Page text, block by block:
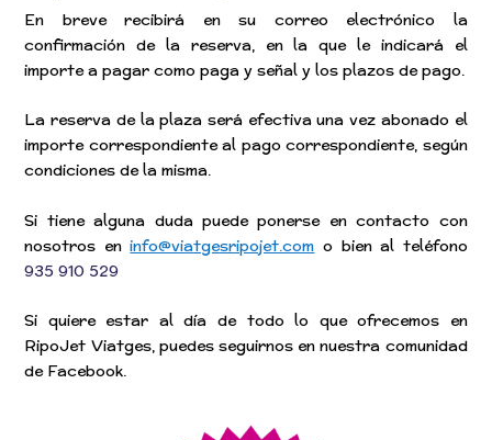
En breve recibirá en su correo electrónico la
confirmación de la reserva, en la que le indicará el
importe a pagar como paga y señal y los plazos de pago.
La reserva de la plaza será efectiva una vez abonado el
importe correspondiente al pago correspondiente, según
condiciones de la misma.
Si tiene alguna duda puede ponerse en contacto con
nosotros eninfo@viatgesripojet.com o bien al teléfono
935 910 529
Si quiere estar al día de todo lo que ofrecemos en
RipoJet Viatges, puedes seguirnos en nuestra comunidad
de Facebook.